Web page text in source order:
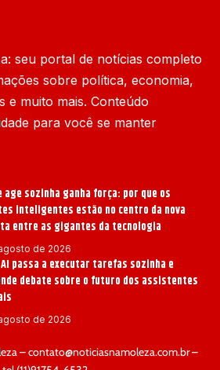
seu portal de notícias completo
sobre política, economia,
e muito mais. Conteúdo
para você se manter
age sozinha ganha força: por que os
inteligentes estão no centro da nova
entre as gigantes da tecnologia
de 2026
passa a executar tarefas sozinha e
debate sobre o futuro dos assistentes
de 2026
–contato@noticiasnamoleza.com.br–